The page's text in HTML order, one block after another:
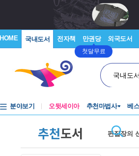
HOME 국내도서 전자책 만권당
첫달무료
외국도서
국내도
분야보기 오뒷세이아 추천마법사 베
추천도서 편집장의